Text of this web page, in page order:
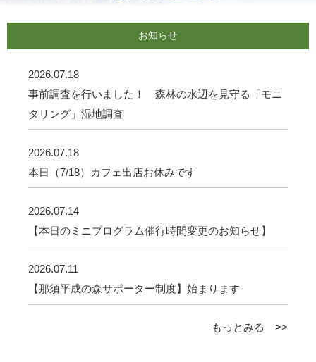
お知らせ
2026.07.18
事前調査を行いました！ 森林の水辺を見守る「モニ
タリング」湿地調査
2026.07.18
本日（7/18）カフェ出店お休みです
2026.07.14
【本日のミニプログラム催行時間変更のお知らせ】
2026.07.11
【那須平成の森サポーター制度】始まります
もっとみる >>